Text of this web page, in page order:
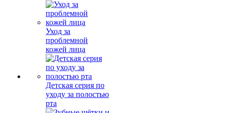
Уход за
проблемной
кожей лица
Детская серия по
уходу за полостью
рта